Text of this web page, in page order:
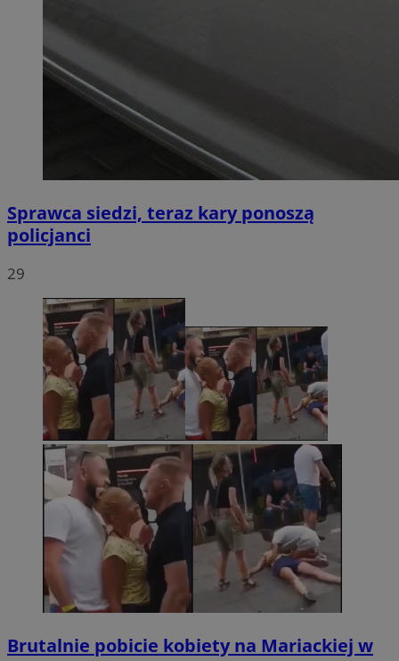
Sprawca siedzi, teraz kary ponoszą
policjanci
29
Brutalnie pobicie kobiety na Mariackiej w